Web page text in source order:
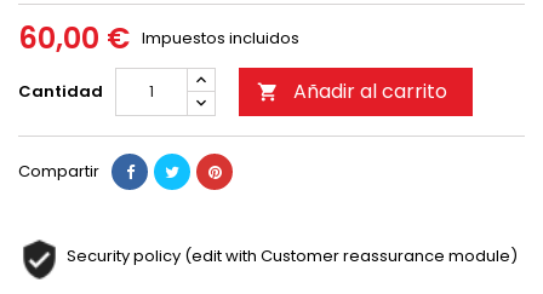
60,00 € Impuestos incluidos
Cantidad  Añadir al carrito
Compartir
Security policy (edit with Customer reassurance module)